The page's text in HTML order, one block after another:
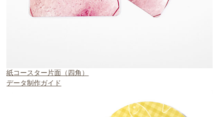
紙コースター片面（四角）
データ制作ガイド